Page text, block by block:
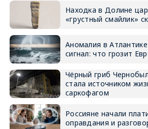
Находка в Долине
«грустный смайлик»
Аномалия в
сигнал: что грозит
Чёрный гриб
стала источником
саркофагом
Россияне начали
оправдания и